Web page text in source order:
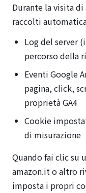
Durante la visita
raccolti
Log del server
percorso della
Eventi Google
pagina, click,
proprietà GA4
Cookie
di misurazione
Quando fai clic su
amazon.it o altro
imposta i propri